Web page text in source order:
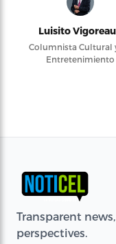
Luisito
Columnista Cultural
Entretenimiento
Transparent
perspectives.